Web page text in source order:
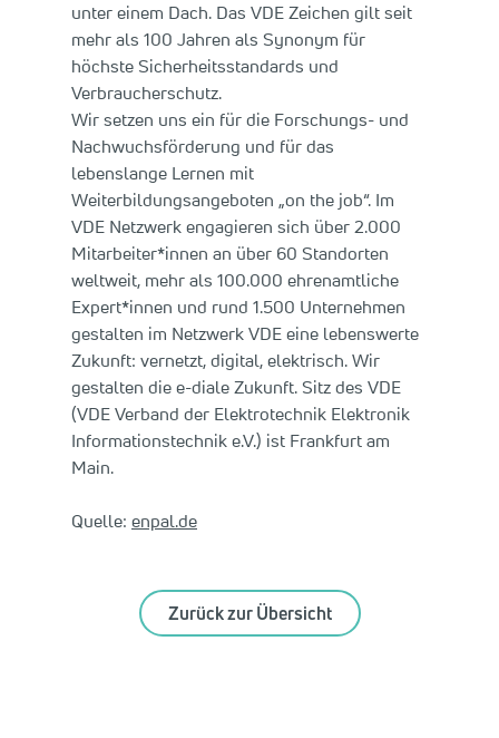
unter einem Dach. Das VDE Zeichen gilt seit
mehr als 100 Jahren als Synonym für
höchste Sicherheitsstandards und
Verbraucherschutz.
Wir setzen uns ein für die Forschungs- und
Nachwuchsförderung und für das
lebenslange Lernen mit
Weiterbildungsangeboten „on the job“. Im
VDE Netzwerk engagieren sich über 2.000
Mitarbeiter*innen an über 60 Standorten
weltweit, mehr als 100.000 ehrenamtliche
Expert*innen und rund 1.500 Unternehmen
gestalten im Netzwerk VDE eine lebenswerte
Zukunft: vernetzt, digital, elektrisch. Wir
gestalten die e-diale Zukunft. Sitz des VDE
(VDE Verband der Elektrotechnik Elektronik
Informationstechnik e.V.) ist Frankfurt am
Main.
Quelle: enpal.de
Zurück zur Übersicht